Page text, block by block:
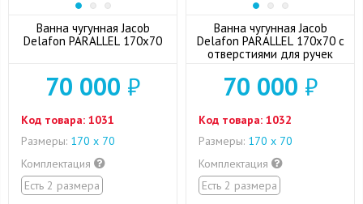
Ванна чугунная Jacob
Delafon PARALLEL 170х70
70 000 ₽
Код товара: 1031
Размеры: 170 х 70
Комплектация
Есть 2 размера
Ванна чугунная Jacob
Delafon PARALLEL 170х70 с
отверстиями для ручек
70 000 ₽
Код товара: 1032
Размеры: 170 х 70
Комплектация
Есть 2 размера